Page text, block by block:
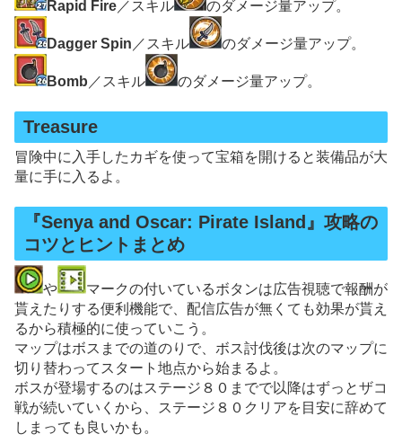
Rapid Fire ／スキル のダメージ量アップ。
Dagger Spin ／スキル のダメージ量アップ。
Bomb ／スキル のダメージ量アップ。
Treasure
冒険中に入手したカギを使って宝箱を開けると装備品が大
量に手に入るよ。
『Senya and Oscar: Pirate Island』攻略の
コツとヒントまとめ
や
マークの付いているボタンは広告視聴で報酬が
貰えたりする便利機能で、配信広告が無くても効果が貰え
るから積極的に使っていこう。
マップはボスまでの道のりで、ボス討伐後は次のマップに
切り替わってスタート地点から始まるよ。
ボスが登場するのはステージ８０までで以降はずっとザコ
戦が続いていくから、ステージ８０クリアを目安に辞めて
しまっても良いかも。